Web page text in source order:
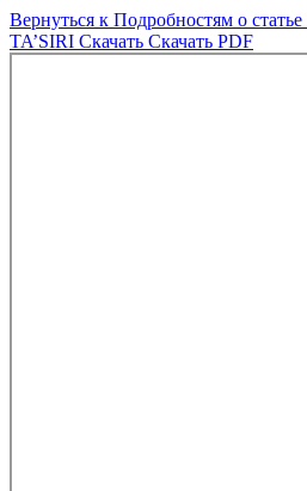
Вернуться к Подробностям о статье
TA’SIRI Скачать Скачать PDF